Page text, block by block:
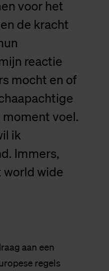
voor het
de kracht
reactie
mocht en of
moment voel.
ik
Immers,
world wide
aan een
regels